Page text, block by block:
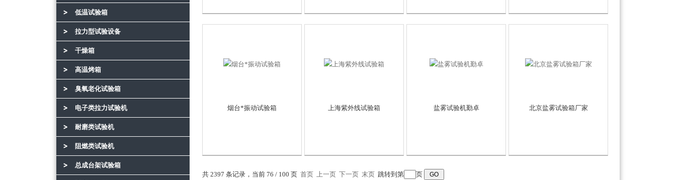
低温试验箱
拉力型试验设备
干燥箱
高温烤箱
臭氧老化试验箱
电子类拉力试验机
耐磨类试验机
阻燃类试验机
总成台架试验箱
烟台*振动试验箱 上海紫外线试验箱 盐雾试验机勤卓 北京盐雾试验箱厂家
共 2397 条记录，当前 76 / 100 页 首页 上一页 下一页 末页 跳转到第 页